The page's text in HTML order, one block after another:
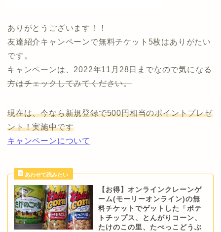
ありがとうございます！！
友達紹介キャンペーンで無料チケット5枚はありがたい
です。
キャンペーンは、2022年11月28日までなので気になる
方はチェックしてみてください。
現在は、今なら新規登録で500円相当のポイントプレゼ
ント！実施中です
キャンペーンについて
【お得】オンラインクレーンゲ
ーム(モーリーオンライン)の無
料チケットでゲットした「ポテ
トチップス、とんがりコーン、
たけのこの里、たべっこどうぶ